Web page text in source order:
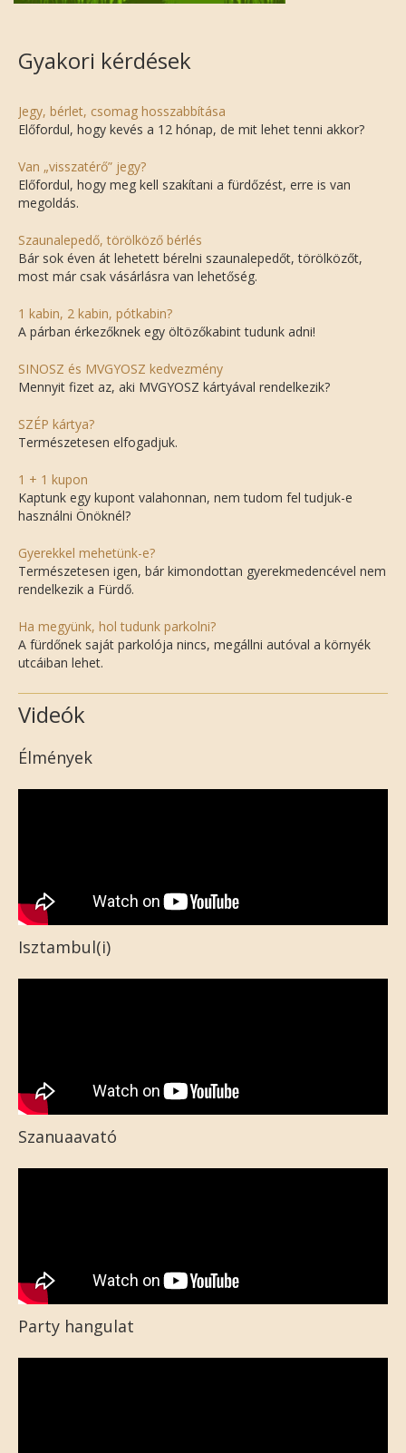
Gyakori kérdések
Jegy, bérlet, csomag hosszabbítása
Előfordul, hogy kevés a 12 hónap, de mit lehet tenni akkor?
Van „visszatérő” jegy?
Előfordul, hogy meg kell szakítani a fürdőzést, erre is van
megoldás.
Szaunalepedő, törölköző bérlés
Bár sok éven át lehetett bérelni szaunalepedőt, törölközőt,
most már csak vásárlásra van lehetőség.
1 kabin, 2 kabin, pótkabin?
A párban érkezőknek egy öltözőkabint tudunk adni!
SINOSZ és MVGYOSZ kedvezmény
Mennyit fizet az, aki MVGYOSZ kártyával rendelkezik?
SZÉP kártya?
Természetesen elfogadjuk.
1 + 1 kupon
Kaptunk egy kupont valahonnan, nem tudom fel tudjuk-e
használni Önöknél?
Gyerekkel mehetünk-e?
Természetesen igen, bár kimondottan gyerekmedencével nem
rendelkezik a Fürdő.
Ha megyünk, hol tudunk parkolni?
A fürdőnek saját parkolója nincs, megállni autóval a környék
utcáiban lehet.
Videók
Élmények
Isztambul(i)
Szanuaavató
Party hangulat